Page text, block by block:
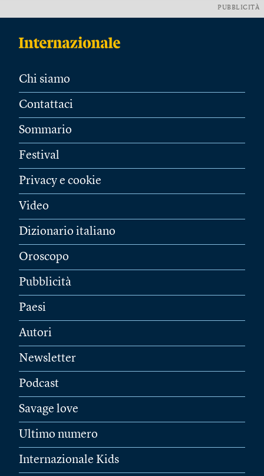
PUBBLICITÀ
Chi siamo
Contattaci
Sommario
Festival
Privacy e cookie
Video
Dizionario italiano
Oroscopo
Pubblicità
Paesi
Autori
Newsletter
Podcast
Savage love
Ultimo numero
Internazionale Kids